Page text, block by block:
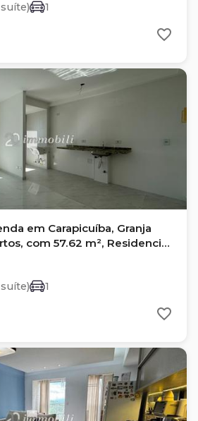
suíte) 1
em Carapicuíba, Granja
com 57.62 m², Residencial
suíte) 1